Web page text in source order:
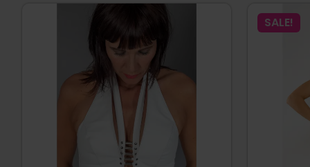
SALE!